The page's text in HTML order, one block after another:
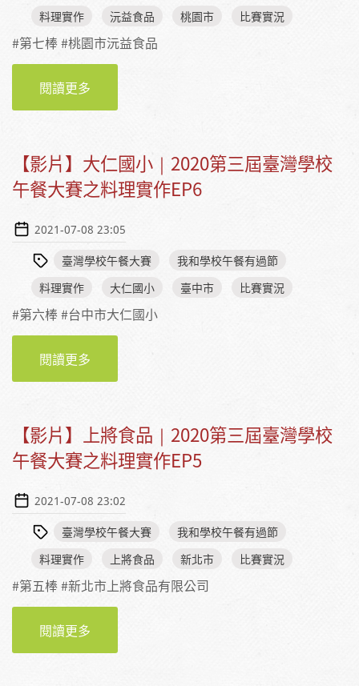
料理實作 沅益食品 桃園市 比賽實況
#第七棒 #桃園市沅益食品
閱讀更多
大賽之料理實作EP7
【影片】大仁國小｜2020第三屆臺灣學校
午餐大賽之料理實作EP6
2021-07-08 23:05
臺灣學校午餐大賽
我和學校午餐有過節
料理實作
大仁國小 臺中市 比賽實況
#第六棒 #台中市大仁國小
閱讀更多
大賽之料理實作EP6
【影片】上將食品｜2020第三屆臺灣學校
午餐大賽之料理實作EP5
2021-07-08 23:02
臺灣學校午餐大賽
我和學校午餐有過節
料理實作
上將食品 新北市 比賽實況
#第五棒 #新北市上將食品有限公司
閱讀更多
大賽之料理實作EP5